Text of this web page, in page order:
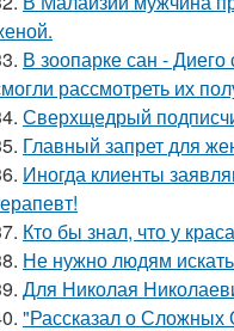
В зоопарке сан -
рассмотреть их
Сверхщедрый
Главный запрет для
Иногда клиенты
Кто бы знал, что у
Не нужно людям
Для Николая
"Рассказал о Сложных